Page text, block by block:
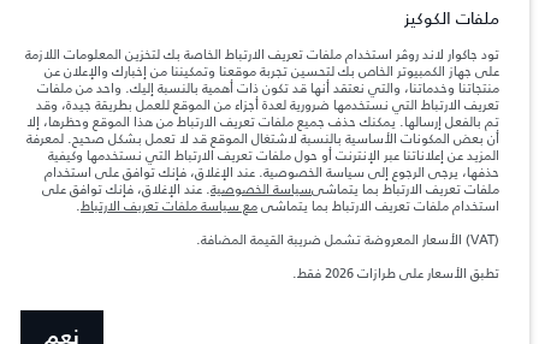
تعكس الأوزان المذكورة مواصفات السيارة القياسية. سوف تؤثر الإكسسوارات وغيرها من
والحد الأقصى لأحمال المحور عند تحميل السيارة بالإكسسوارات والركاب والسوائل والوقود
والحمولة.
المعلومات والمواصفات والأسعار والألوان المذكورة على هذا الموقع قد تختلف من بلد إلى
آخر، كما أنّها قد تتغير بدون إشعار مسبق. الرجاء التواصل مع وكيلنا المحلي للتأكد من توفّرها
والتحقق من الأسعار.
ملاحظة مهمة حول الصور والمواصفات. إن النقص العالمي في أشباه الموصلات يؤثر حاليًا
في مواصفات تصميم السيارات وتوفر الخيارات وتوقيتات التصاميم. هذا ظرف ديناميكي
للغاية، ونتيجة لذلك، قد لا تمثّل الصور المستخدَمة ضمن موقع الويب حاليًا المواصفات الحالية
بالكامل بالنسبة إلى الميزات والخيارات والحلية ومجموعات الألوان. يرجى استشارة وكيلك الذي
سيتمكّن من تأكيد أي تقييدات حالية معك للسماح لك باتخاذ قرار مدروس
الأرقام المقدمة هي نتيجة لاختبارات المصنع الرسمية وفقاً لتشريعات الاتحاد الأوروبي. قد
ملفات الكوكيز
تود جاكوار لاند روڤر استخدام ملفات تعريف الارتباط الخاصة بك لتخزين المعلومات اللازمة
على جهاز الكمبيوتر الخاص بك لتحسين تجربة موقعنا وتمكيننا من إخبارك والإعلان عن
منتجاتنا وخدماتنا، والتي نعتقد أنها قد تكون ذات أهمية بالنسبة إليك. واحد من ملفات
تعريف الارتباط التي نستخدمها ضرورية لعدة أجزاء من الموقع للعمل بطريقة جيدة، وقد
تم بالفعل إرسالها. يمكنك حذف جميع ملفات تعريف الارتباط من هذا الموقع وحظرها، إلا
أن بعض المكونات الأساسية بالنسبة لاشتغال الموقع قد لا تعمل بشكل صحيح. لمعرفة
المزيد عن إعلاناتنا عبر الإنترنت أو حول ملفات تعريف الارتباط التي نستخدمها وكيفية
حذفها، يرجى الرجوع إلى سياسة الخصوصية. عند الإغلاق، فإنك توافق على استخدام
ملفات تعريف الارتباط بما يتماشىسياسة الخصوصية. عند الإغلاق، فإنك توافق على
استخدام ملفات تعريف الارتباط بما يتماشىمع سياسة ملفات تعريف الارتباط.
(VAT) الأسعار المعروضة تشمل ضريبة القيمة المضافة.
تطبق الأسعار على طرازات 2026 فقط.‎‎
نعم